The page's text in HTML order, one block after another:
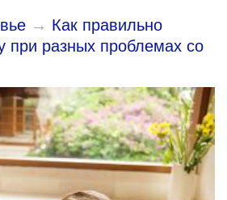
→ Как правильно
при разных проблемах со